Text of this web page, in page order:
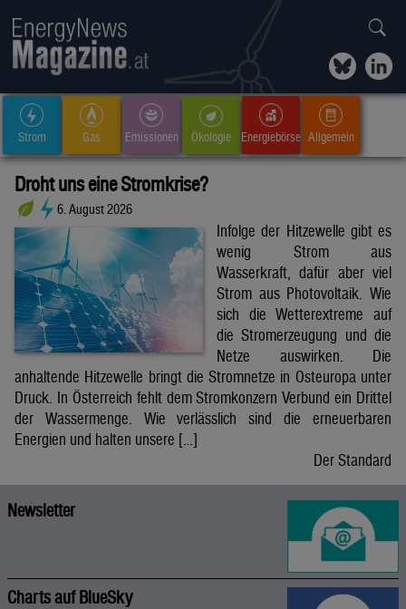
Strom Gas Emissionen Ökologie Energiebörse Allgemein
Droht uns eine Stromkrise?
6. August 2026
Infolge der Hitzewelle gibt es
wenig Strom aus
Wasserkraft, dafür aber viel
Strom aus Photovoltaik. Wie
sich die Wetterextreme auf
die Stromerzeugung und die
Netze auswirken. Die
anhaltende Hitzewelle bringt die Stromnetze in Osteuropa unter
Druck. In Österreich fehlt dem Stromkonzern Verbund ein Drittel
der Wassermenge. Wie verlässlich sind die erneuerbaren
Energien und halten unsere […]
Der Standard
Newsletter
Charts auf BlueSky